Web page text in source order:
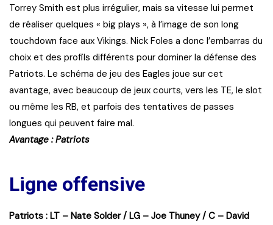
Torrey Smith est plus irrégulier, mais sa vitesse lui permet
de réaliser quelques « big plays », à l’image de son long
touchdown face aux Vikings. Nick Foles a donc l’embarras du
choix et des profils différents pour dominer la défense des
Patriots. Le schéma de jeu des Eagles joue sur cet
avantage, avec beaucoup de jeux courts, vers les TE, le slot
ou même les RB, et parfois des tentatives de passes
longues qui peuvent faire mal.
Avantage : Patriots
Ligne offensive
Patriots : LT – Nate Solder / LG – Joe Thuney / C – David